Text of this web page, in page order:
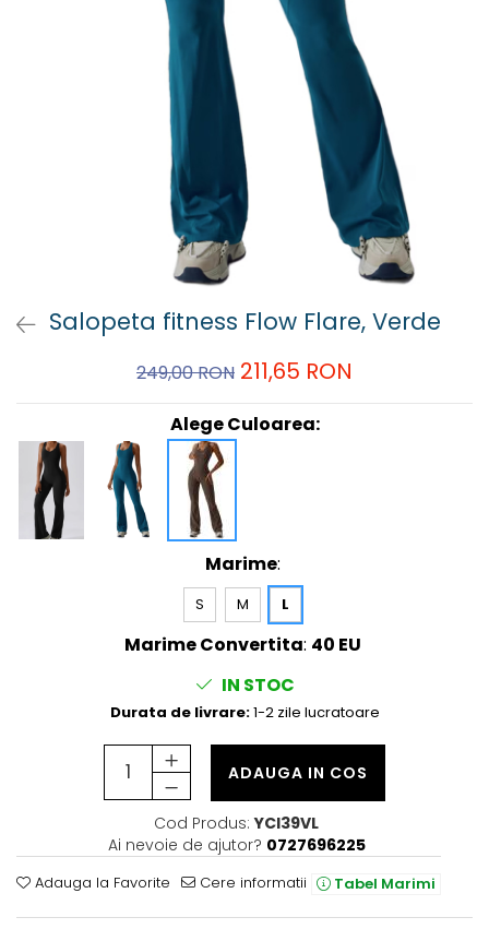
Salopeta fitness Flow Flare, Verde
249,00 RON 211,65 RON
Alege Culoarea:
Marime:
S M L
Marime Convertita: 40 EU
IN STOC
Durata de livrare:1-2 zile lucratoare
ADAUGA IN COS
Cod Produs: YCI39VL
Ai nevoie de ajutor? 0727696225
Adauga la Favorite Cere informatii Tabel Marimi